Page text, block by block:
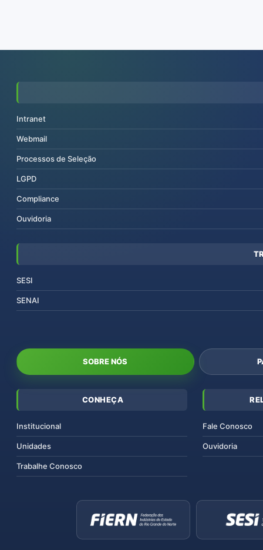
Intranet
Webmail
Processos de Seleção
LGPD
Compliance
Ouvidoria
SESI
SENAI
SOBRE NÓS
CONHEÇA
Institucional
Unidades
Trabalhe Conosco
Fale Conosco
Ouvidoria